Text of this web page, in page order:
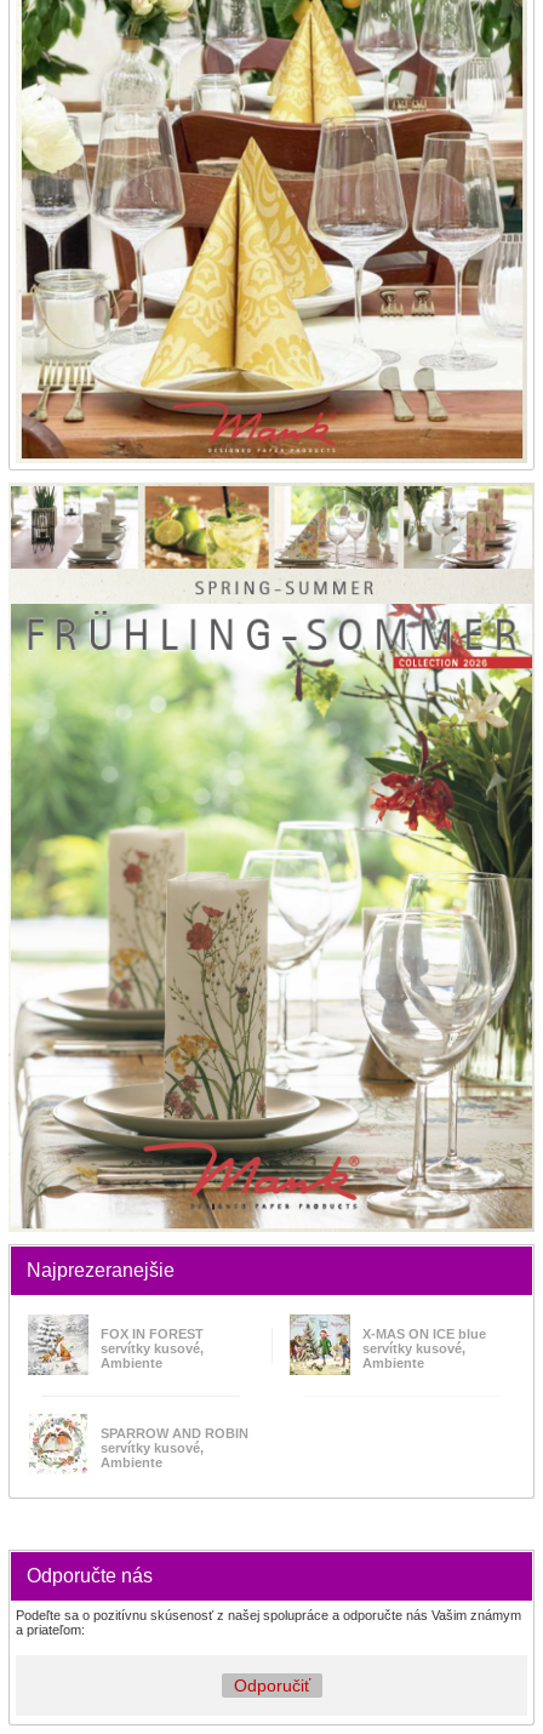
Najprezeranejšie
FOX IN FOREST
servítky kusové,
Ambiente
X-MAS ON ICE blue
servítky kusové,
Ambiente
SPARROW AND ROBIN
servítky kusové,
Ambiente
Odporučte nás
Podeľte sa o pozitívnu skúsenosť z našej spolupráce a odporučte nás Vašim známym
a priateľom:
Odporučiť